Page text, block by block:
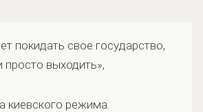
покидать свое государство,
выходить»,
киевского режима.